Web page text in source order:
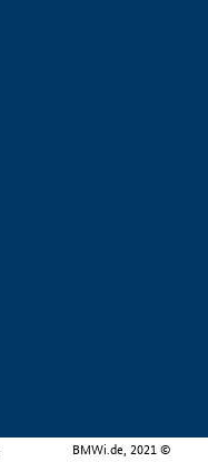
BMWi.de, 2021 ©